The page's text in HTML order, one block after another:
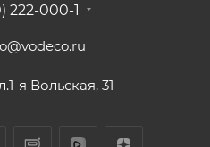
222-000-1
я Вольская, 31